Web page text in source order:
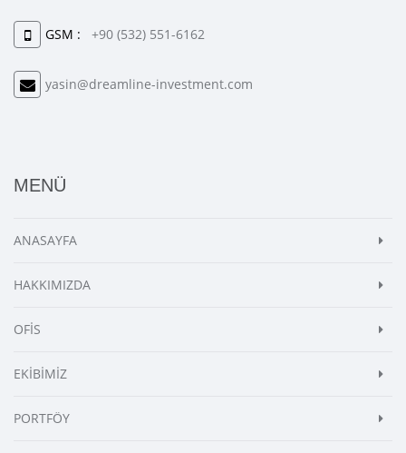
GSM : +90 (532) 551-6162
yasin@dreamline-investment.com
MENÜ
ANASAYFA
HAKKIMIZDA
OFİS
EKİBİMİZ
PORTFÖY